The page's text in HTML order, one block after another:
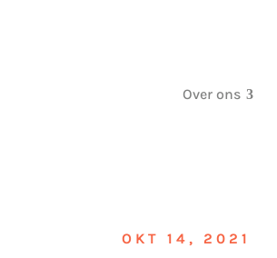
Over ons
OKT 14, 2021